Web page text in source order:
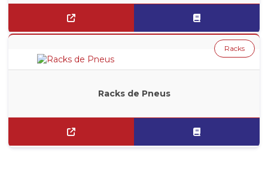
Racks de Pneus
Racks